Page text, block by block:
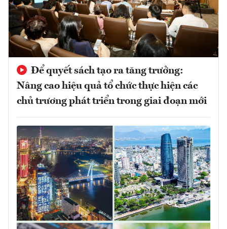
Để quyết sách tạo ra tăng trưởng:
Nâng cao hiệu quả tổ chức thực hiện các
chủ trương phát triển trong giai đoạn mới